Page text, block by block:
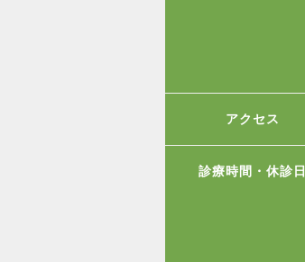
アクセス
診療時間・休診日